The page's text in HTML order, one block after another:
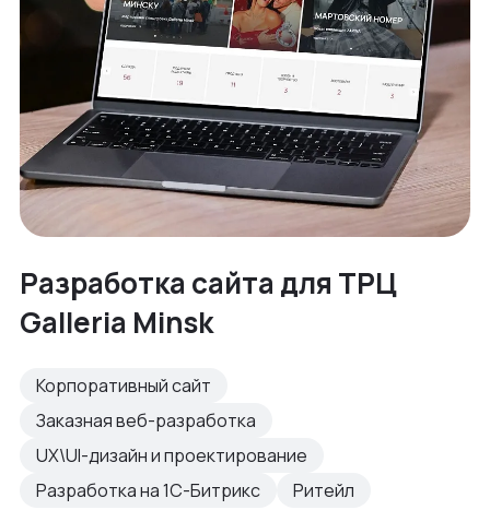
Разработка сайта для ТРЦ
Galleria Minsk
Корпоративный сайт
Заказная веб-разработка
UX\UI-дизайн и проектирование
Разработка на 1С-Битрикс
Ритейл